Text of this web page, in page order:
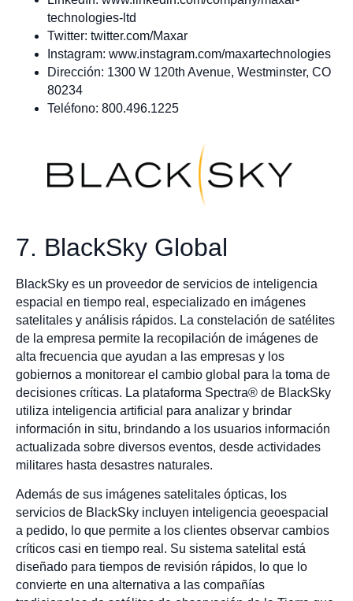
technologies-ltd
Twitter: twitter.com/Maxar
Instagram: www.instagram.com/maxartechnologies
Dirección: 1300 W 120th Avenue, Westminster, CO
80234
Teléfono: 800.496.1225
7. BlackSky Global
BlackSky es un proveedor de servicios de inteligencia
espacial en tiempo real, especializado en imágenes
satelitales y análisis rápidos. La constelación de satélites
de la empresa permite la recopilación de imágenes de
alta frecuencia que ayudan a las empresas y los
gobiernos a monitorear el cambio global para la toma de
decisiones críticas. La plataforma Spectra® de BlackSky
utiliza inteligencia artificial para analizar y brindar
información in situ, brindando a los usuarios información
actualizada sobre diversos eventos, desde actividades
militares hasta desastres naturales.
Además de sus imágenes satelitales ópticas, los
servicios de BlackSky incluyen inteligencia geoespacial
a pedido, lo que permite a los clientes observar cambios
críticos casi en tiempo real. Su sistema satelital está
diseñado para tiempos de revisión rápidos, lo que lo
convierte en una alternativa a las compañías